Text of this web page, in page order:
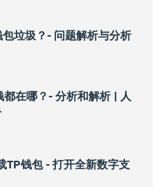
垃圾？- 问题解析与分析
都在哪？- 分析和解析 | 人
TP钱包 - 打开全新数字支